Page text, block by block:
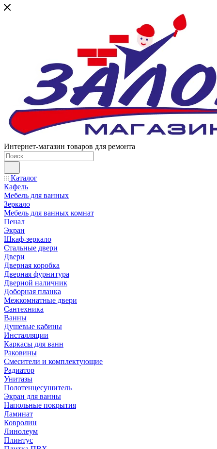
Интернет-магазин товаров для ремонта
Каталог
Кафель
Мебель для ванных
Зеркало
Мебель для ванных комнат
Пенал
Экран
Шкаф-зеркало
Стальные двери
Двери
Дверная коробка
Дверная фурнитура
Дверной наличник
Доборная планка
Межкомнатные двери
Сантехника
Ванны
Душевые кабины
Инсталляции
Каркасы для ванн
Раковины
Смесители и комплектующие
Радиатор
Унитазы
Полотенцесушитель
Экран для ванны
Напольные покрытия
Ламинат
Ковролин
Линолеум
Плинтус